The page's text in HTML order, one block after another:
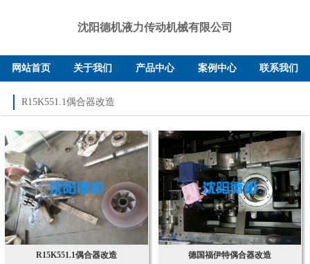
沈阳德机液力传动机械有限公司
网站首页 关于我们 产品中心 案例中心 联系我们
R15K551.1偶合器改造
R15K551.1偶合器改造 德国福伊特偶合器改造